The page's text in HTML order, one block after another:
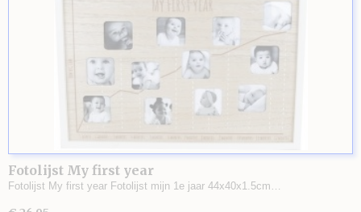
Fotolijst My first year
Fotolijst My first year Fotolijst mijn 1e jaar 44x40x1.5cm…